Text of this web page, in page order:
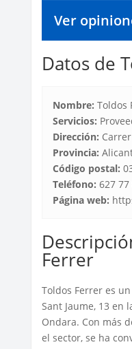
Ver
Datos de
Nombre: Toldos
Servicios:
Dirección:
Provincia:
Código postal:
Teléfono: 627 77
Página web:
Ferrer
Toldos Ferrer es
Sant Jaume, 13 en
Ondara. Con más
el sector, se ha